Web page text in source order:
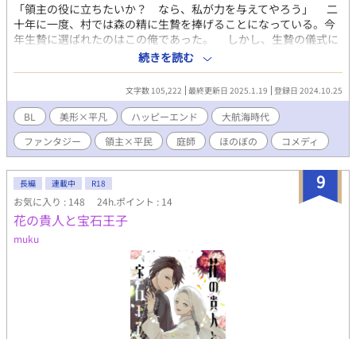
「領主の役に立ちたいか？ なら、私が力を与えてやろう」 二
十年に一度、村では森の精に生贄を捧げることになっている。今
年生贄に選ばれたのはこの俺であった。 しかし、生贄の儀式に
反対している領主様が俺を救い出してくれた。 俺は美しくてや
さしい領主様にすっかり心を奪われてしまう。 ――領主様のお
役に立ちたい。 そんな願いをもつようになった俺のもとに、森
の精・エラーブルが現れる。 曰く、俺はすでに生贄として森の
眷属になっているのだという。 そして彼は俺に契約をもちかけ
る。 「領主の役に立ちたいか？ 私と契約するなら力を与えてや
ってもいい」 俺はすぐに頷いたのだが、契約で得たのは、木と
会話する力だった！？ さらに、その契約の対価としてエラーブ
ルのために働くことを命じられる。 「な、なにをすればいい
の……？」 「私はあの領主が森を破壊する未来を見た。森を救う
ために領主の傍に行き、奴の目的を探るのだ！」 「ええええ
え！？」 領主×平民のじれじれコメディラブストーリー！
―――――――――――――――――――
続きを読む
文字数 105,222 最終更新日 2025.1.19 登録日 2024.10.25
BL 美形×平凡 ハッピーエンド
大航海時代
ファンタジー
領主×平民 庭師 ほのぼの コメディ
9
長編 連載中 R18
お気に入り : 148 24h.ポイント : 14
花の貴人と宝石王子
muku